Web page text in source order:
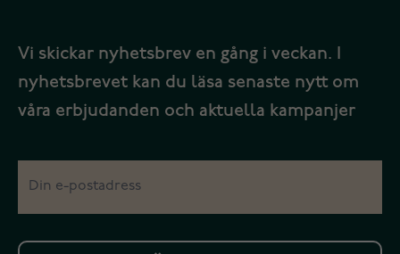
Vi skickar nyhetsbrev en gång i veckan. I
nyhetsbrevet kan du läsa senaste nytt om
våra erbjudanden och aktuella kampanjer